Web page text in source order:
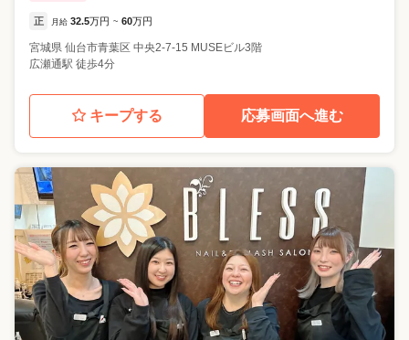
正 月給 32.5万円 ~ 60万円
宮城県 仙台市青葉区 中央2-7-15 MUSEビル3階
広瀬通駅 徒歩4分
キープする 応募画面へ進む